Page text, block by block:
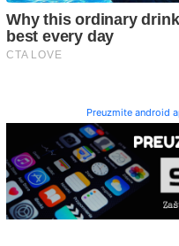
Preuzmite android